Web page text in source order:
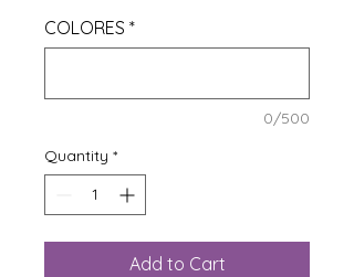
COLORES *
0/500
Quantity *
Add to Cart